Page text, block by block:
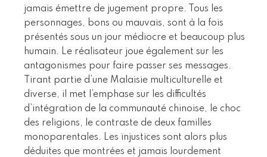
jamais émettre de jugement propre. Tous les
personnages, bons ou mauvais, sont à la fois
présentés sous un jour médiocre et beaucoup plus
humain. Le réalisateur joue également sur les
antagonismes pour faire passer ses messages.
Tirant partie d’une Malaisie multiculturelle et
diverse, il met l’emphase sur les difficultés
d’intégration de la communauté chinoise, le choc
des religions, le contraste de deux familles
monoparentales. Les injustices sont alors plus
déduites que montrées et jamais lourdement